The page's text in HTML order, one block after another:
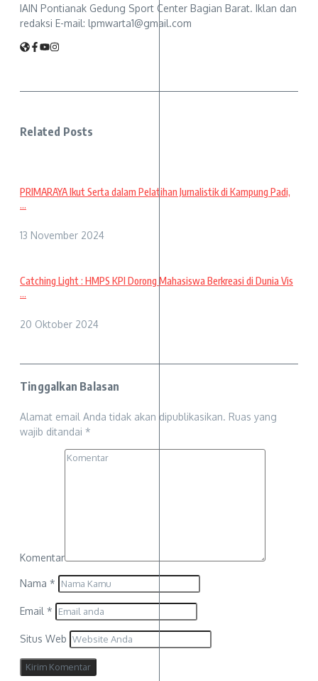
IAIN Pontianak Gedung Sport Center Bagian Barat. Iklan dan
redaksi E-mail: lpmwarta1@gmail.com
Related Posts
PRIMARAYA Ikut Serta dalam Pelatihan Jurnalistik di Kampung Padi,
...
13 November 2024
Catching Light : HMPS KPI Dorong Mahasiswa Berkreasi di Dunia Vis
...
20 Oktober 2024
Tinggalkan Balasan
Alamat email Anda tidak akan dipublikasikan. Ruas yang
wajib ditandai *
Komentar
Nama *
Email *
Situs Web